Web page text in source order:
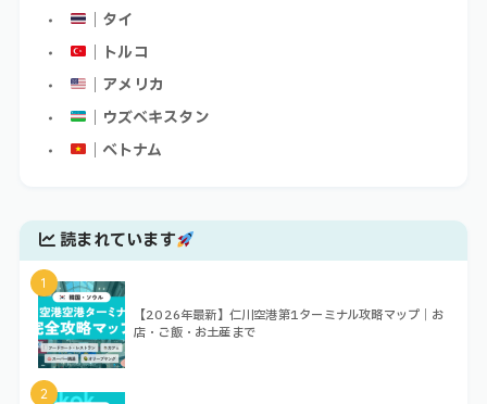
｜タイ
｜トルコ
｜アメリカ
｜ウズベキスタン
｜ベトナム
読まれています
1
【2026年最新】仁川空港第1ターミナル攻略マップ｜お
店・ご飯・お土産まで
2